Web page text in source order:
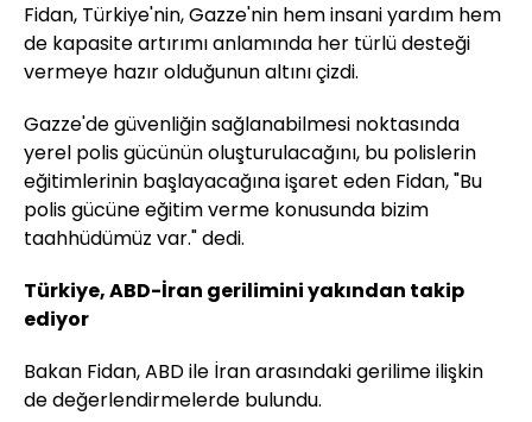
Fidan, Türkiye'nin, Gazze'nin hem insani yardım hem
de kapasite artırımı anlamında her türlü desteği
vermeye hazır olduğunun altını çizdi.
Gazze'de güvenliğin sağlanabilmesi noktasında
yerel polis gücünün oluşturulacağını, bu polislerin
eğitimlerinin başlayacağına işaret eden Fidan, "Bu
polis gücüne eğitim verme konusunda bizim
taahhüdümüz var." dedi.
Türkiye, ABD-İran gerilimini yakından takip
ediyor
Bakan Fidan, ABD ile İran arasındaki gerilime ilişkin
de değerlendirmelerde bulundu.